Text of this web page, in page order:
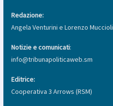
Redazione:
Angela Venturini e Lorenzo Muccioli
Notizie e comunicati:
info@tribunapoliticaweb.sm
Editrice:
Cooperativa 3 Arrows (RSM)